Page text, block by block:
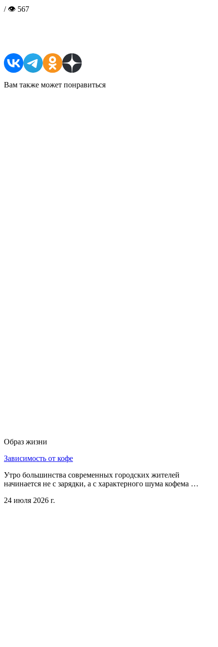
/ 👁 567
Вам также может понравиться
Образ жизни
Зависимость от кофе
Утро большинства современных городских жителей
начинается не с зарядки, а с характерного шума кофема …
24 июля 2026 г.